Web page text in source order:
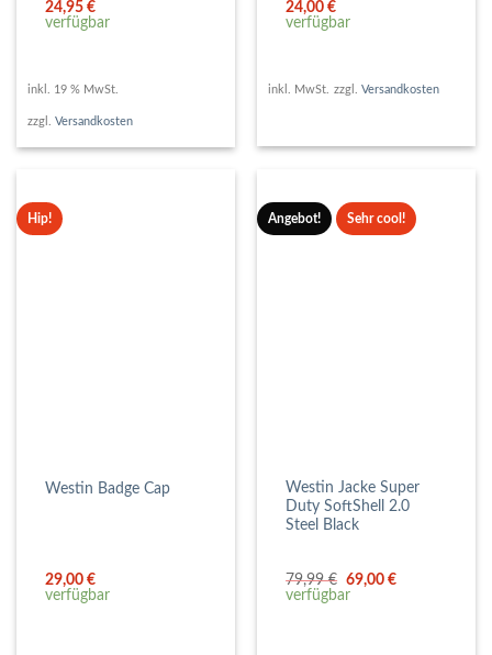
24,95€
verfügbar
inkl. 19 % MwSt.
zzgl. Versandkosten
24,00€
verfügbar
inkl. MwSt. zzgl. Versandkosten
Hip!
Westin Badge Cap
29,00€
verfügbar
Angebot! Sehr cool!
Westin Jacke Super
Duty SoftShell 2.0
Steel Black
79,99€ Ursprünglicher
Preis
69,00€Aktueller
verfügbar